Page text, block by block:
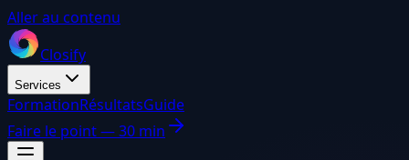
Aller au contenu
Closify
Services
FormationRésultatsGuide
Faire le point — 30 min